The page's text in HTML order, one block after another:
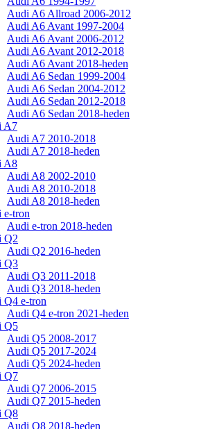
Audi A6 Allroad 2006-2012
Audi A6 Avant 1997-2004
Audi A6 Avant 2006-2012
Audi A6 Avant 2012-2018
Audi A6 Avant 2018-heden
Audi A6 Sedan 1999-2004
Audi A6 Sedan 2004-2012
Audi A6 Sedan 2012-2018
Audi A6 Sedan 2018-heden
A7
Audi A7 2010-2018
Audi A7 2018-heden
A8
Audi A8 2002-2010
Audi A8 2010-2018
Audi A8 2018-heden
e-tron
Audi e-tron 2018-heden
Q2
Audi Q2 2016-heden
Q3
Audi Q3 2011-2018
Audi Q3 2018-heden
Q4 e-tron
Audi Q4 e-tron 2021-heden
Q5
Audi Q5 2008-2017
Audi Q5 2017-2024
Audi Q5 2024-heden
Q7
Audi Q7 2006-2015
Audi Q7 2015-heden
Q8
Audi Q8 2018-heden